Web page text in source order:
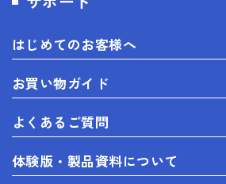
はじめてのお客様へ
お買い物ガイド
よくあるご質問
体験版・製品資料について